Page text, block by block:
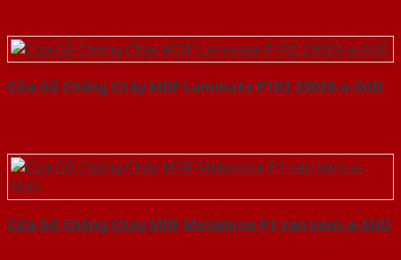
Cửa Gỗ Chống Cháy MDF Laminate P1R2 23029-a-SGD
Cửa Gỗ Chống Cháy MDF Melamine P1 van kem-a-SGD